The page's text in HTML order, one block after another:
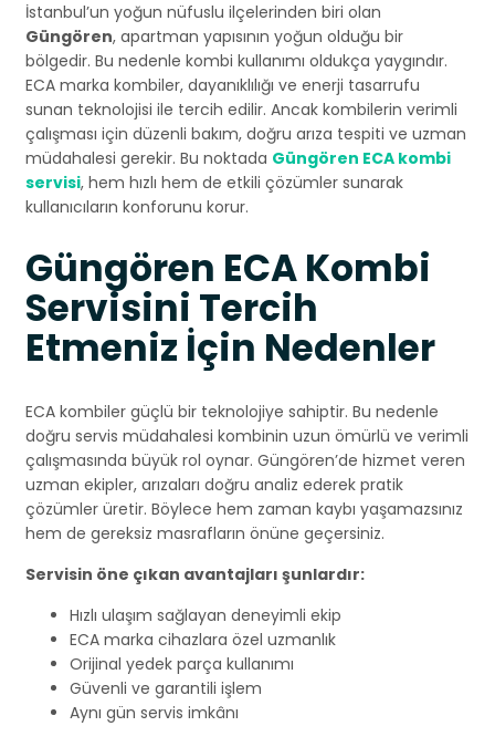
İstanbul’un yoğun nüfuslu ilçelerinden biri olan
Güngören, apartman yapısının yoğun olduğu bir
bölgedir. Bu nedenle kombi kullanımı oldukça yaygındır.
ECA marka kombiler, dayanıklılığı ve enerji tasarrufu
sunan teknolojisi ile tercih edilir. Ancak kombilerin verimli
çalışması için düzenli bakım, doğru arıza tespiti ve uzman
müdahalesi gerekir. Bu noktada Güngören ECA kombi
servisi, hem hızlı hem de etkili çözümler sunarak
kullanıcıların konforunu korur.
Güngören ECA Kombi
Servisini Tercih
Etmeniz İçin Nedenler
ECA kombiler güçlü bir teknolojiye sahiptir. Bu nedenle
doğru servis müdahalesi kombinin uzun ömürlü ve verimli
çalışmasında büyük rol oynar. Güngören’de hizmet veren
uzman ekipler, arızaları doğru analiz ederek pratik
çözümler üretir. Böylece hem zaman kaybı yaşamazsınız
hem de gereksiz masrafların önüne geçersiniz.
Servisin öne çıkan avantajları şunlardır:
Hızlı ulaşım sağlayan deneyimli ekip
ECA marka cihazlara özel uzmanlık
Orijinal yedek parça kullanımı
Güvenli ve garantili işlem
Aynı gün servis imkânı